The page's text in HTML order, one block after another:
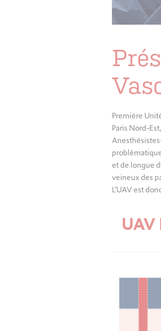
Première
Paris Nord-
et de longue
veineux des
L’UAV est
UAV